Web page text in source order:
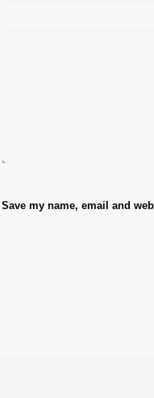
Save my name, email and